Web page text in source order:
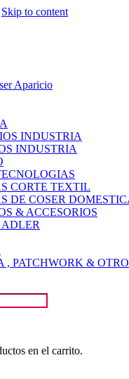
Skip to content
INDUSTRIA
INDUSTRIA
CORTE TEXTIL
DE COSER
& ACCESORIOS
, PATCHWORK &
en el carrito.